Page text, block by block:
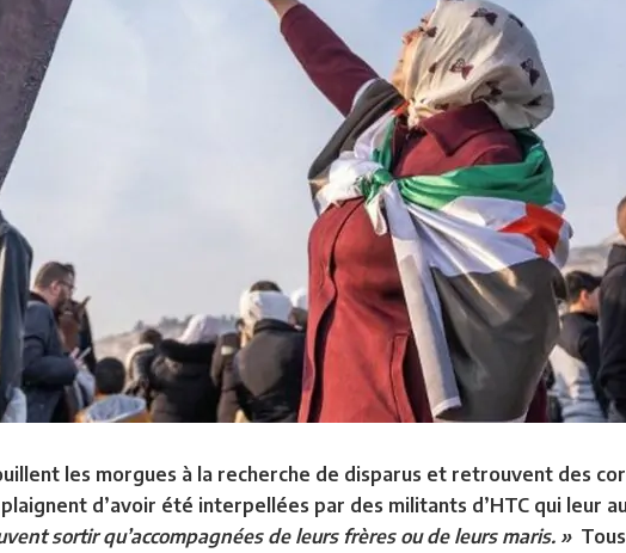
les morgues à la recherche de disparus et retrouvent des
d’avoir été interpellées par des militants d’HTC qui leur
sortir qu’accompagnées de leurs frères ou de leurs maris. »Tous